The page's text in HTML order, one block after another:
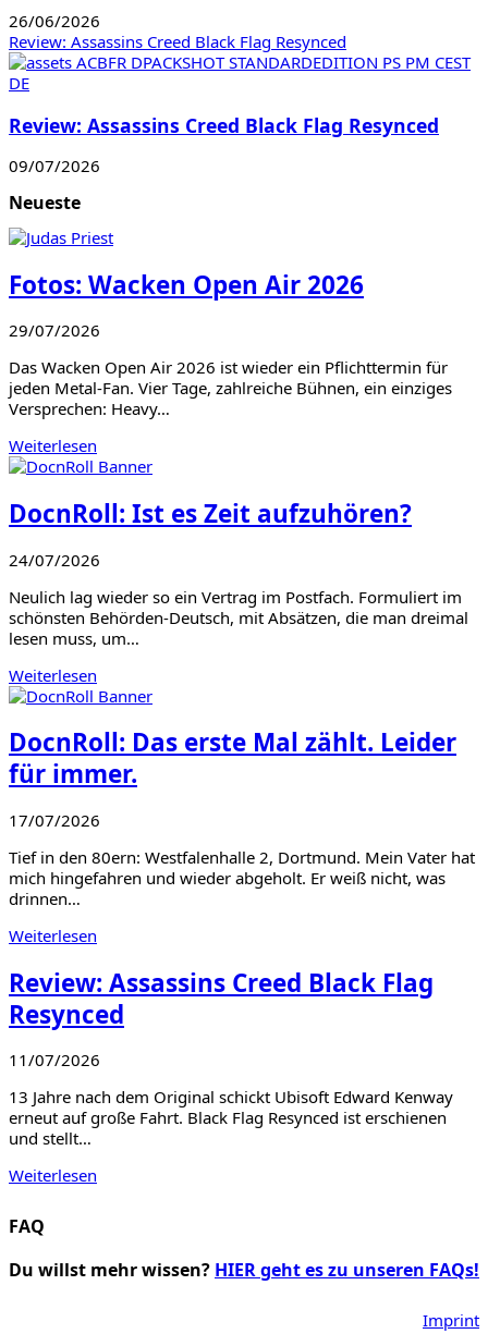
26/06/2026
Review: Assassins Creed Black Flag Resynced
Review: Assassins Creed Black Flag Resynced
09/07/2026
Neueste
Fotos: Wacken Open Air 2026
29/07/2026
Das Wacken Open Air 2026 ist wieder ein Pflichttermin für
jeden Metal-Fan. Vier Tage, zahlreiche Bühnen, ein einziges
Versprechen: Heavy…
Weiterlesen
DocnRoll: Ist es Zeit aufzuhören?
24/07/2026
Neulich lag wieder so ein Vertrag im Postfach. Formuliert im
schönsten Behörden-Deutsch, mit Absätzen, die man dreimal
lesen muss, um…
Weiterlesen
DocnRoll: Das erste Mal zählt. Leider
für immer.
17/07/2026
Tief in den 80ern: Westfalenhalle 2, Dortmund. Mein Vater hat
mich hingefahren und wieder abgeholt. Er weiß nicht, was
drinnen…
Weiterlesen
Review: Assassins Creed Black Flag
Resynced
11/07/2026
13 Jahre nach dem Original schickt Ubisoft Edward Kenway
erneut auf große Fahrt. Black Flag Resynced ist erschienen
und stellt…
Weiterlesen
FAQ
Du willst mehr wissen? HIER geht es zu unseren FAQs!
Imprint